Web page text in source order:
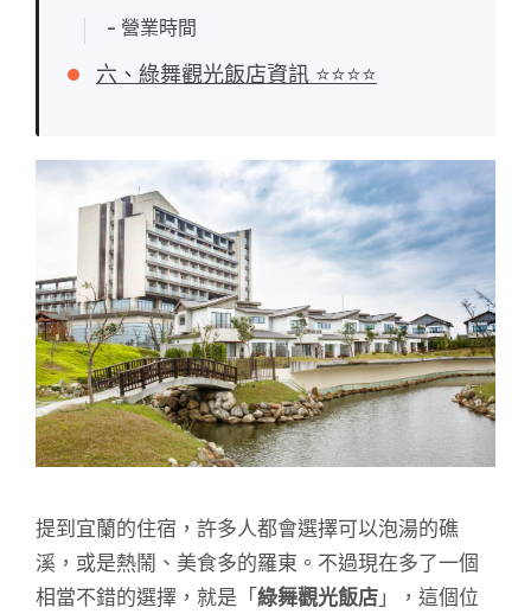
- 營業時間
六、綠舞觀光飯店資訊 ⭐⭐⭐⭐
提到宜蘭的住宿，許多人都會選擇可以泡湯的礁
溪，或是熱鬧、美食多的羅東。不過現在多了一個
相當不錯的選擇，就是「綠舞觀光飯店」，這個位